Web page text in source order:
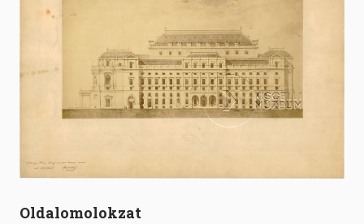
Oldalomolokzat